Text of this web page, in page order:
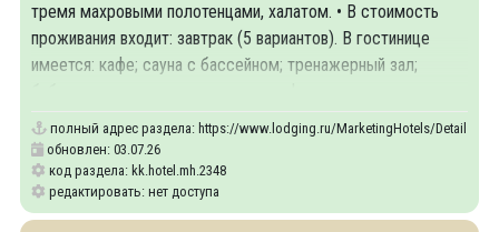
тремя махровыми полотенцами, халатом. • В стоимость
проживания входит: завтрак (5 вариантов). В гостинице
имеется: кафе; сауна с бассейном; тренажерный зал;
полный адрес раздела: https://www.lodging.ru/MarketingHotels/Details/
обновлен: 03.07.26
код раздела: kk.hotel.mh.2348
редактировать: нет доступа